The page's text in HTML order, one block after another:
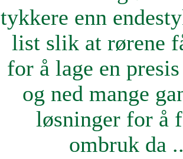
tykkere enn
list slik at rørene
for å lage en
og ned mange
løsninger for å
ombruk da